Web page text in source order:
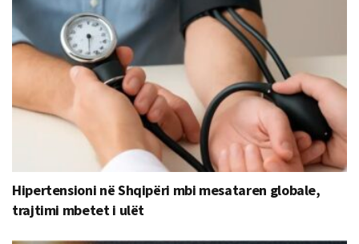
Hipertensioni në Shqipëri mbi mesataren globale,
trajtimi mbetet i ulët